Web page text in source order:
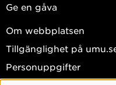
Ge en gåva
Om webbplatsen
Tillgänglighet på
Personuppgifter